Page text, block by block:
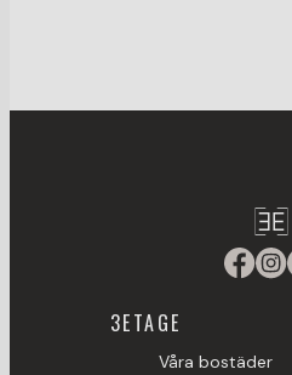
3ETAGE
Våra bostäder